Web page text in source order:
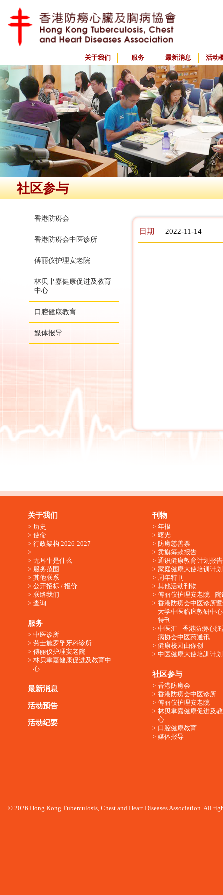
关于我们 服务 最新消息 活动
社区参与
香港防痨会
香港防痨会中医诊所
傅丽仪护理安老院
林贝聿嘉健康促进及教育
中心
口腔健康教育
媒体报导
日期 2022-11-14
关于我们
历史
使命
行政架构 2026-2027
无耳牛是什么
服务范围
其他联系
公开招标 / 报价
联络我们
查询
服务
中医诊所
劳士施罗孚牙科诊所
傅丽仪护理安老院
林贝聿嘉健康促进及教育中
心
最新消息
活动预告
活动纪要
刊物
年报
曙光
防痨慈善票
卖旗筹款报告
通识健康教育计划报告
家庭健康大使培训计划
周年特刊
其他活动刊物
傅丽仪护理安老院 - 院
香港防痨会中医诊所
大学中医临床教研中
特刊
中医汇 - 香港防痨心脏
病协会中医药通讯
健康校园由你创
中医健康大使培訓计划
社区参与
香港防痨会
香港防痨会中医诊所
傅丽仪护理安老院
林贝聿嘉健康促进及
心
口腔健康教育
媒体报导
© 2026 Hong Kong Tuberculosis, Chest and Heart Diseases Association. All